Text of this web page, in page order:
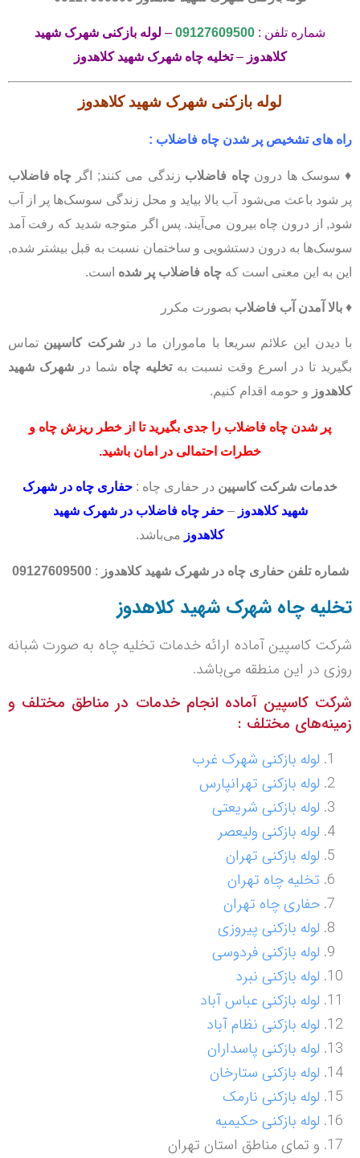
شماره تلفن : 09127609500
– لوله بازکنی شهرک شهید
کلاهدوز –تخلیه چاه شهرک شهید کلاهدوز
لوله بازکنی شهرک شهید کلاهدوز
راه های تشخیص پر شدن چاه فاضلاب :
♦ سوسک ها درونچاه فاضلاب زندگی می کنند; اگر چاه فاضلاب
پر شود باعث می‌شود آب بالا بیاید و محل زندگی سوسک‌ها پر از آب
شود, از درون چاه بیرون می‌آیند. پس اگر متوجه شدید که رفت آمد
سوسک‌ها به درون دستشویی و ساختمان نسبت به قبل بیشتر شده,
این به این معنی است که چاه فاضلاب پر شده است.
♦ بالا آمدن آب فاضلاب بصورت مکرر
با دیدن این علائم سریعا با ماموران ما درشرکت کاسپین تماس
بگیرید تا در اسرع وقت نسبت بهتخلیه چاه شما درشهرک شهید
کلاهدوز و حومه اقدام کنیم.
پر شدن چاه فاضلاب را جدی بگیرید تا از خطر ریزش چاه و
خطرات احتمالی در امان باشید.
خدمات شرکت کاسپین در حفاری چاه : حفاری چاه در شهرک
شهید کلاهدوز –حفر چاه فاضلاب در شهرک شهید
کلاهدوز می‌باشد.
شماره تلفن حفاری چاه در شهرک شهید کلاهدوز :
09127609500
تخلیه چاه شهرک شهید کلاهدوز
شرکت کاسپین آماده ارائه خدمات تخلیه چاه به صورت شبانه
روزی در این منطقه می‌باشد.
شرکت کاسپین آماده انجام خدمات در مناطق مختلف و
زمینه‌های مختلف :
لوله بازکنی شهرک غرب
لوله بازکنی تهرانپارس
لوله بازکنی شریعتی
لوله بازکنی ولیعصر
لوله بازکنی تهران
تخلیه چاه تهران
حفاری چاه تهران
لوله بازکنی پیروزی
لوله بازکنی فردوسی
لوله بازکنی نبرد
لوله بازکنی عباس آباد
لوله بازکنی نظام آباد
لوله بازکنی پاسداران
لوله بازکنی ستارخان
لوله بازکنی نارمک
لوله بازکنی حکیمیه
و تمای مناطق استان تهران